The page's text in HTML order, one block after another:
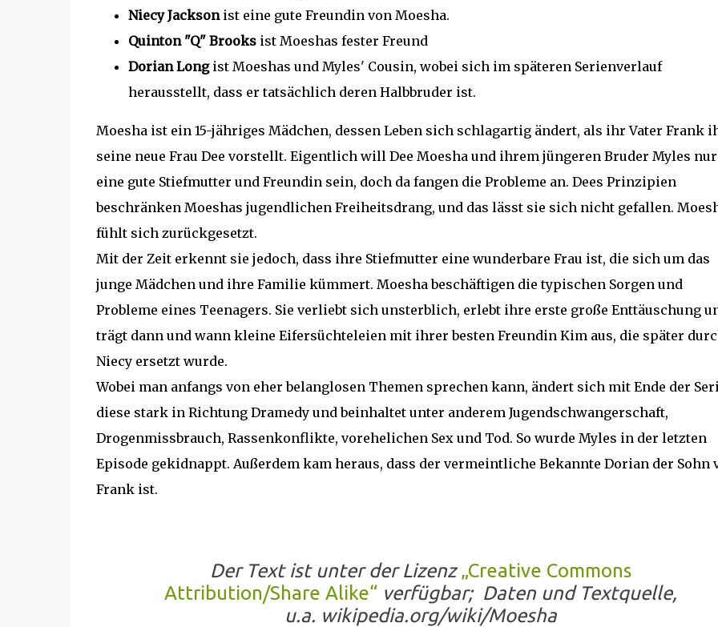
Niecy Jacksonist eine gute Freundin von Moesha.
Quinton "Q" Brooksist Moeshas fester Freund
Dorian Longist Moeshas und Myles' Cousin, wobei sich im späteren Serienverlauf
herausstellt, dass er tatsächlich deren Halbbruder ist.
Moesha ist ein 15-jähriges Mädchen, dessen Leben sich schlagartig ändert, als ihr Vater Frank
seine neue Frau Dee vorstellt. Eigentlich will Dee Moesha und ihrem jüngeren Bruder Myles nur
eine gute Stiefmutter und Freundin sein, doch da fangen die Probleme an. Dees Prinzipien
beschränken Moeshas jugendlichen Freiheitsdrang, und das lässt sie sich nicht gefallen.
fühlt sich zurückgesetzt.
Mit der Zeit erkennt sie jedoch, dass ihre Stiefmutter eine wunderbare Frau ist, die sich um das
junge Mädchen und ihre Familie kümmert. Moesha beschäftigen die typischen Sorgen und
Probleme eines Teenagers. Sie verliebt sich unsterblich, erlebt ihre erste große Enttäuschung
trägt dann und wann kleine Eifersüchteleien mit ihrer besten Freundin Kim aus, die später
Niecy ersetzt wurde.
Wobei man anfangs von eher belanglosen Themen sprechen kann, ändert sich mit Ende der
diese stark in Richtung Dramedy und beinhaltet unter anderem Jugendschwangerschaft,
Drogenmissbrauch, Rassenkonflikte, vorehelichen Sex und Tod. So wurde Myles in der letzten
Episode gekidnappt. Außerdem kam heraus, dass der vermeintliche Bekannte Dorian der Sohn
Frank ist.
Der Text ist unter der Lizenz„Creative Commons
Attribution/Share Alike“verfügbar; Daten und Textquelle,
u.a. wikipedia.org/wiki/Moesha